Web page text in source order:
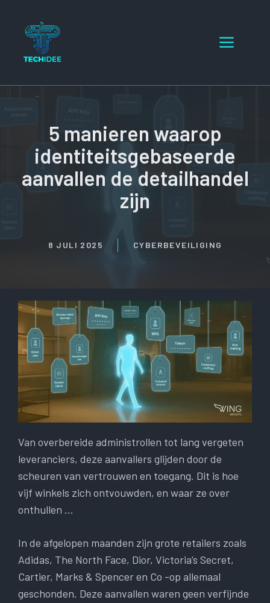
inhoud
Menu
5 manieren waarop
identiteitsgebaseerde
aanvallen de detailhandel
zijn
8 JULI 2025 CYBERBEVEILIGING
Van overbereide administrollen tot lang vergeten
leveranciers, deze aanvallers glijden door de
scheuren van vertrouwen en toegang. Dit is hoe
vijf winkels zich ontvouwden, en waar ze over
onthullen …
In de afgelopen maanden zijn grote retailers zoals
Adidas, The North Face, Dior, Victoria’s Secret,
Cartier, Marks & Spencer en Co -op allemaal
geschonden. Deze aanvallen waren geen verfijnde